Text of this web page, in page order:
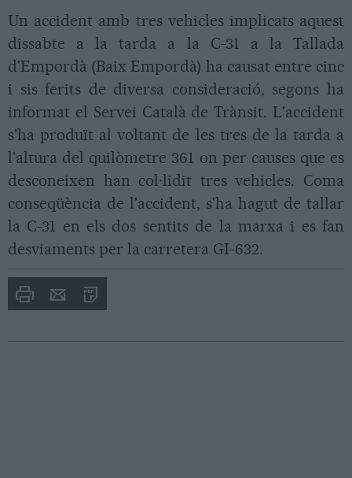
Un accident amb tres vehicles implicats aquest
dissabte a la tarda a la C-31 a la Tallada
d'Empordà (Baix Empordà) ha causat entre cinc
i sis ferits de diversa consideració, segons ha
informat el Servei Català de Trànsit. L'accident
s'ha produït al voltant de les tres de la tarda a
l'altura del quilòmetre 361 on per causes que es
desconeixen han col·lidit tres vehicles. Coma
conseqüència de l'accident, s'ha hagut de tallar
la C-31 en els dos sentits de la marxa i es fan
desviaments per la carretera GI-632.
Envia